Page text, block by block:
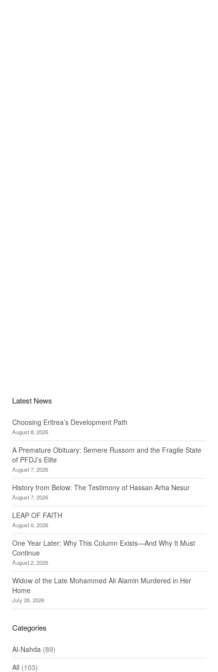
Latest News
Choosing Eritrea’s Development Path
August 8, 2026
A Premature Obituary: Semere Russom and the Fragile State
of PFDJ’s Elite
August 7, 2026
History from Below: The Testimony of Hassan Arha Nesur
August 7, 2026
LEAP OF FAITH
August 6, 2026
One Year Later: Why This Column Exists—And Why It Must
Continue
August 2, 2026
Widow of the Late Mohammed Ali Alamin Murdered in Her
Home
July 28, 2026
Categories
Al-Nahda(89)
All (103)